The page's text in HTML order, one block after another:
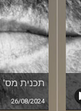
תכנית מס' 229
26/08/2024